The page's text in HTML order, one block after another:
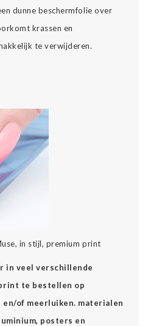
dunne beschermfolie over
krassen en
te verwijderen.
in stijl, premium print
in veel verschillende
te bestellen op
of meerluiken. materialen
posters en